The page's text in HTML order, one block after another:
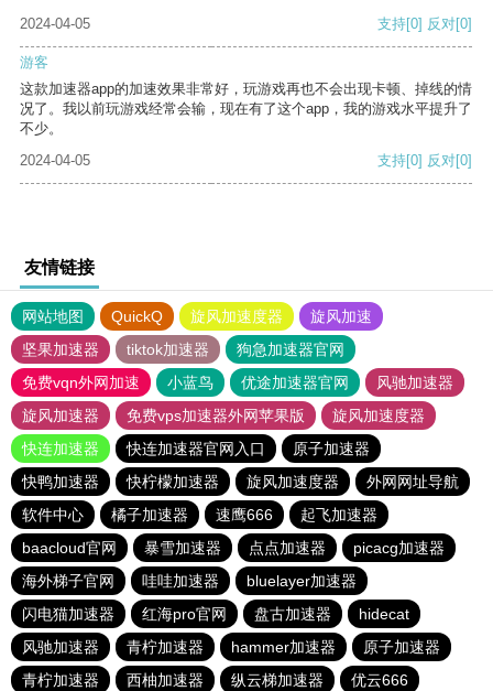
2024-04-05 支持[0] 反对[0]
游客
这款加速器app的加速效果非常好，玩游戏再也不会出现卡顿、掉线的情
况了。我以前玩游戏经常会输，现在有了这个app，我的游戏水平提升了
不少。
2024-04-05
支持[0] 反对[0]
友情链接
网站地图 QuickQ 旋风加速度器
旋风加速
坚果加速器
tiktok加速器
狗急加速器官网
免费vqn外网加速
小蓝鸟 优途加速器官网
风驰加速器
旋风加速器
免费vps加速器外网苹果版
旋风加速度器
快连加速器
快连加速器官网入口
原子加速器
快鸭加速器
快柠檬加速器 旋风加速度器
外网网址导航
软件中心
橘子加速器 速鹰666
起飞加速器
baacloud官网
暴雪加速器 点点加速器
picacg加速器
海外梯子官网
哇哇加速器
bluelayer加速器
闪电猫加速器
红海pro官网 盘古加速器
hidecat
风驰加速器
青柠加速器 hammer加速器
原子加速器
青柠加速器
西柚加速器 纵云梯加速器 优云666